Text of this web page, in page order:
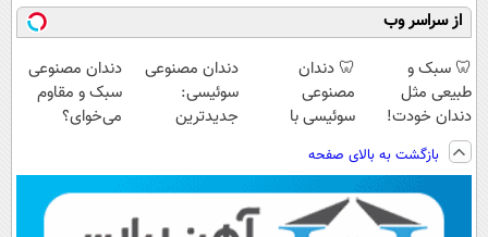
از سراسر وب
🦷 سبک و
طبیعی مثل
دندان خودت!
نصب آسان و
پرداخت اقساطی
💳 📍 تهران
🦷 دندان
مصنوعی
سوئیسی با
دیجیتال |
پرداخت در 4
قسط |📍 تهران
دندان مصنوعی
سوئیسی:
جدیدترین
پرداخت قسطی
دندان مصنوعی
سبک و مقاوم
می‌خوای؟
📍تهران
بازگشت به بالای صفحه